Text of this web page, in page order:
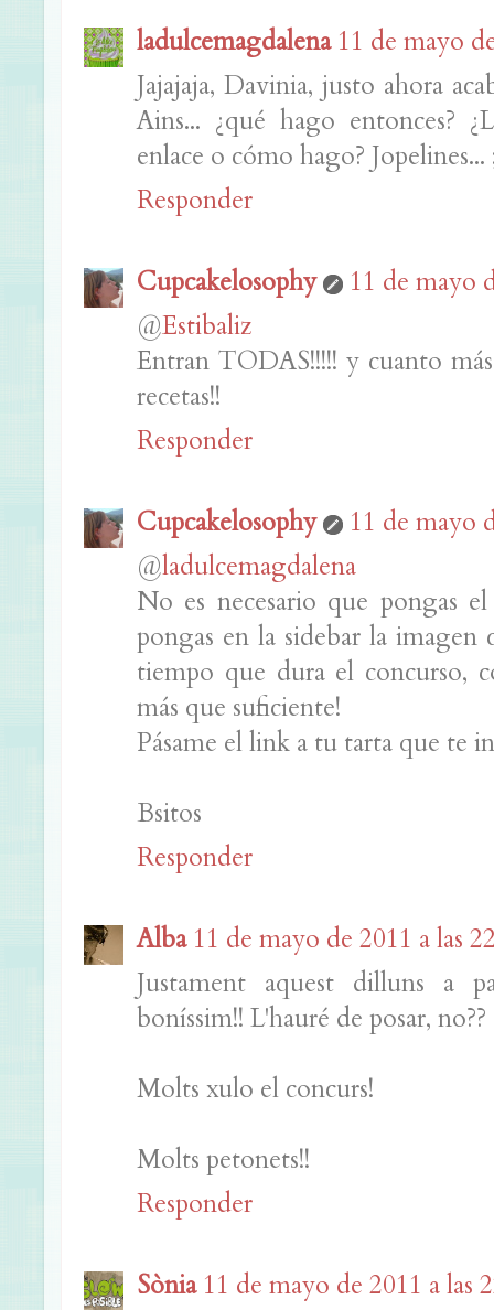
ladulcemagdalena 11 de mayo
Jajajaja, Davinia, justo ahora
Ains... ¿qué hago entonces?
enlace o cómo hago?
Responder
Cupcakelosophy
11 de mayo
@Estibaliz
Entran TODAS!!!!! y cuanto
recetas!!
Responder
Cupcakelosophy
11 de mayo
@ladulcemagdalena
No es necesario que pongas
pongas en la sidebar la
tiempo que dura el concurso,
más que suficiente!
Pásame el link a tu tarta que te
Bsitos
Responder
Alba 11 de mayo de 2011 a las
Justament aquest dilluns a
boníssim!! L'hauré de posar, no??
Molts xulo el concurs!
Molts petonets!!
Responder
Sònia 11 de mayo de 2011 a las